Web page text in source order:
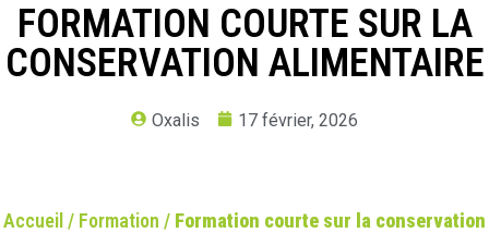
FORMATION COURTE SUR LA
CONSERVATION ALIMENTAIRE
Oxalis 17 février, 2026
Accueil / Formation / Formation courte sur la conservation